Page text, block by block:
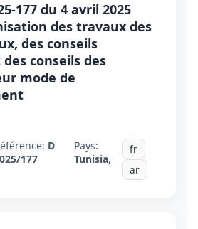
177 du 4 avril 2025
des travaux des
des conseils
conseils des
mode de
D
177
Pays:
Tunisia,
fr
ar